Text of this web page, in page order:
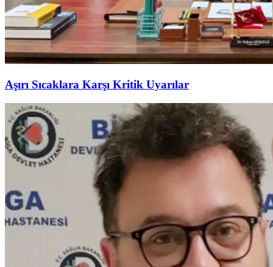
Aşırı Sıcaklara Karşı Kritik Uyarılar